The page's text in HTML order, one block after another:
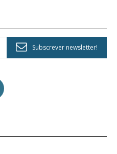
Subscrever newsletter!